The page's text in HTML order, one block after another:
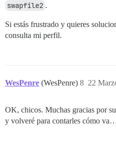
swapfile2 .
Si estás frustrado y quieres
consulta mi perfil.
WesPenre (WesPenre) 22
8
OK, chicos. Muchas gracias por
y volveré para contarles cómo